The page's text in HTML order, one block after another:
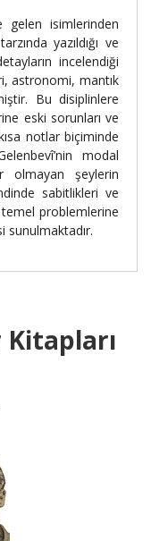
gelen isimlerinden
yazıldığı ve
incelendiği
astronomi, mantık
Bu disiplinlere
eski sorunları ve
notlar biçiminde
modal
olmayan şeylerin
sabitlikleri ve
problemlerine
sunulmaktadır.
Kitapları